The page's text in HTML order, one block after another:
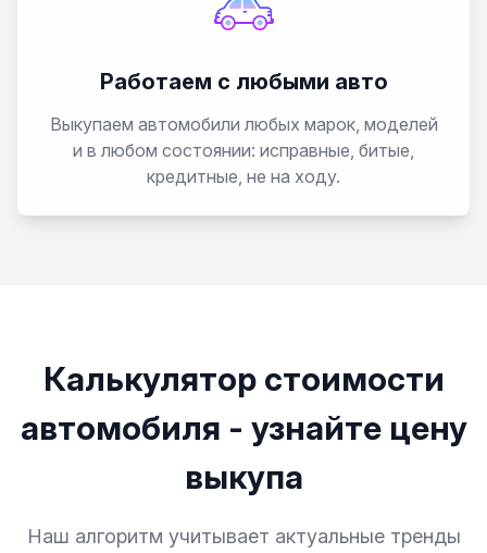
Работаем с любыми авто
Выкупаем автомобили любых марок, моделей
и в любом состоянии: исправные, битые,
кредитные, не на ходу.
Калькулятор стоимости
автомобиля - узнайте цену
выкупа
Наш алгоритм учитывает актуальные тренды